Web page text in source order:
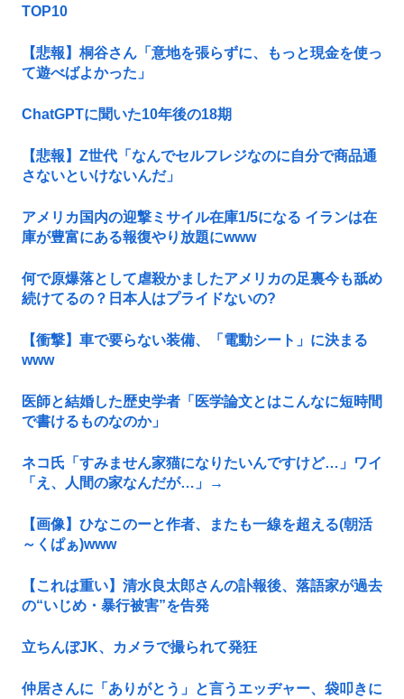
TOP10
【悲報】桐谷さん「意地を張らずに、もっと現金を使っ
て遊べばよかった」
ChatGPTに聞いた10年後の18期
【悲報】Z世代「なんでセルフレジなのに自分で商品通
さないといけないんだ」
アメリカ国内の迎撃ミサイル在庫1/5になる イランは在
庫が豊富にある報復やり放題にwww
何で原爆落として虐殺かましたアメリカの足裏今も舐め
続けてるの？日本人はプライドないの?
【衝撃】車で要らない装備、「電動シート」に決まる
www
医師と結婚した歴史学者「医学論文とはこんなに短時間
で書けるものなのか」
ネコ氏「すみません家猫になりたいんですけど…」ワイ
「え、人間の家なんだが…」→
【画像】ひなこのーと作者、またも一線を超える(朝活
～くぱぁ)www
【これは重い】清水良太郎さんの訃報後、落語家が過去
の“いじめ・暴行被害”を告発
立ちんぼJK、カメラで撮られて発狂
仲居さんに「ありがとう」と言うエッヂャー、袋叩きに